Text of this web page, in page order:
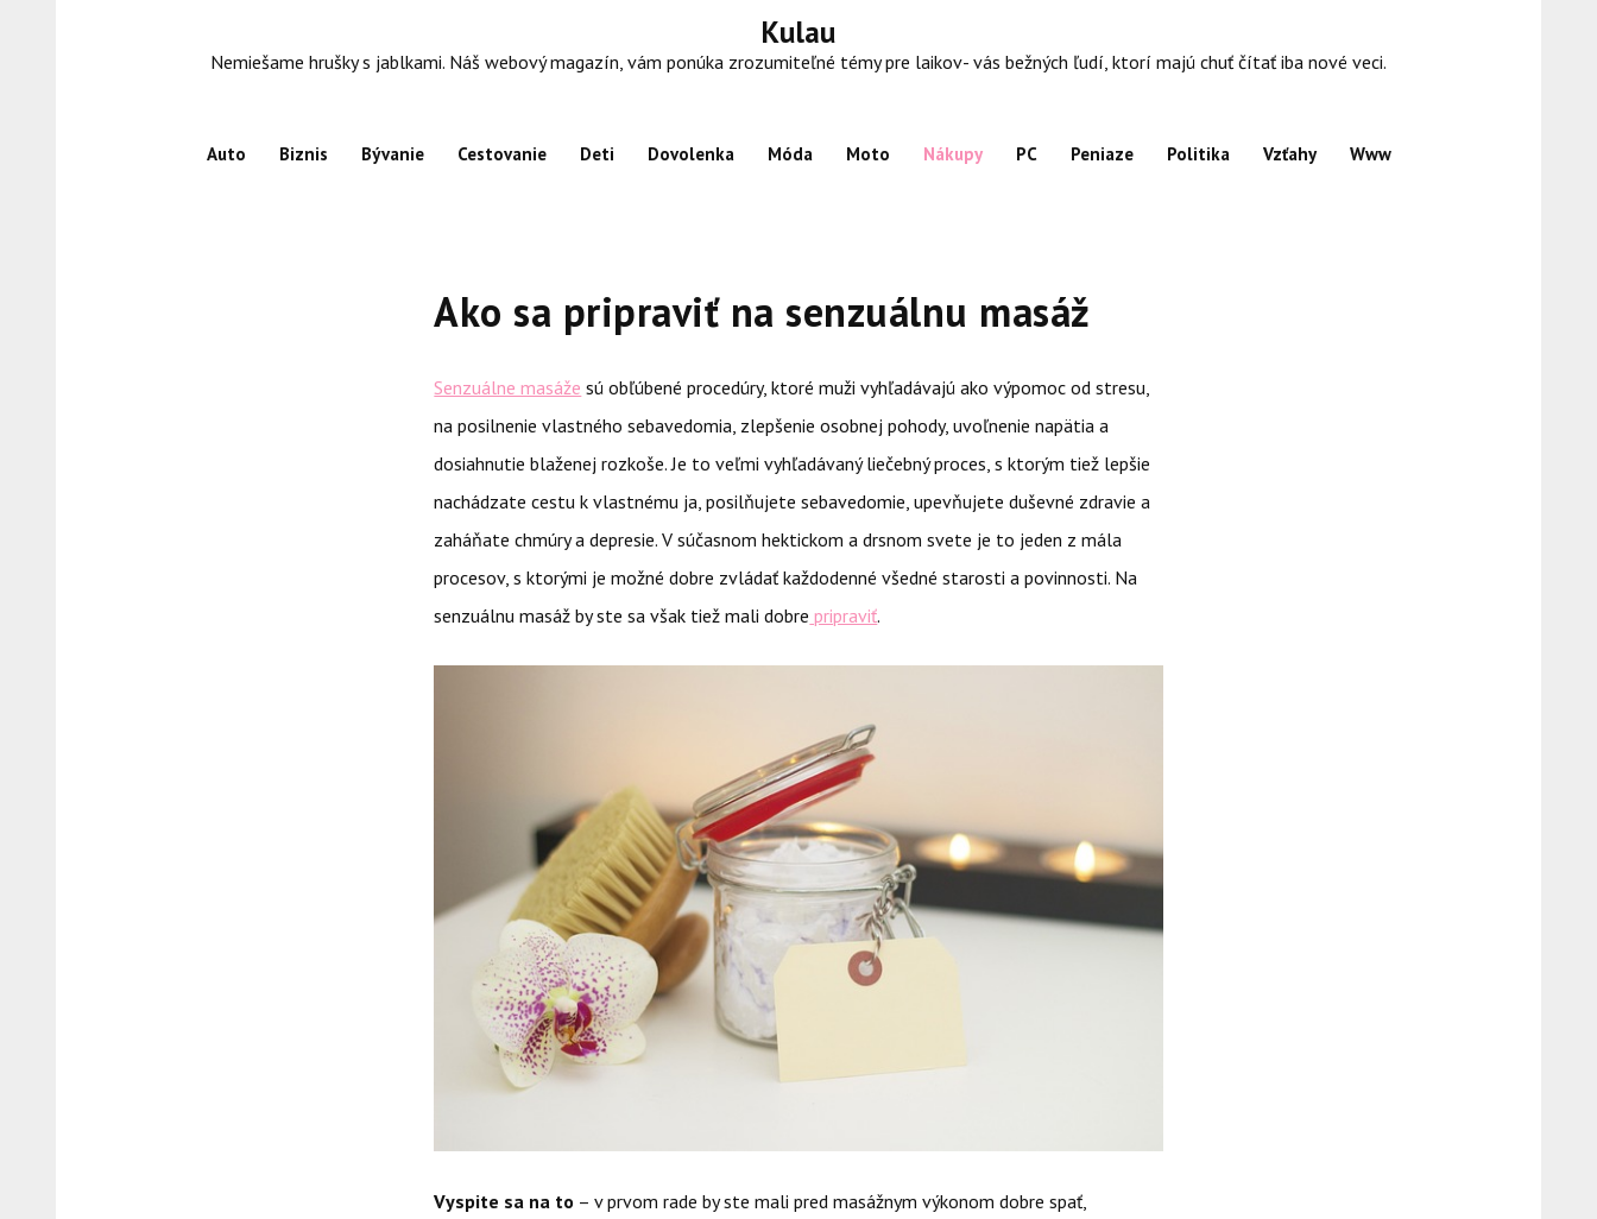
Kulau
Nemiešame hrušky s jablkami. Náš webový magazín, vám ponúka zrozumiteľné témy pre laikov- vás bežných ľudí, ktorí majú chuť čítať iba nové veci.
Auto Biznis Bývanie Cestovanie Deti Dovolenka Móda Moto Nákupy PC Peniaze Politika Vzťahy Www
Ako sa pripraviť na senzuálnu masáž
Senzuálne masáže sú obľúbené procedúry, ktoré muži vyhľadávajú ako výpomoc od stresu,
na posilnenie vlastného sebavedomia, zlepšenie osobnej pohody, uvoľnenie napätia a
dosiahnutie blaženej rozkoše. Je to veľmi vyhľadávaný liečebný proces, s ktorým tiež lepšie
nachádzate cestu k vlastnému ja, posilňujete sebavedomie, upevňujete duševné zdravie a
zaháňate chmúry a depresie. V súčasnom hektickom a drsnom svete je to jeden z mála
procesov, s ktorými je možné dobre zvládať každodenné všedné starosti a povinnosti. Na
senzuálnu masáž by ste sa však tiež mali dobre pripraviť.
Vyspite sa na to – v prvom rade by ste mali pred masážnym výkonom dobre spať,